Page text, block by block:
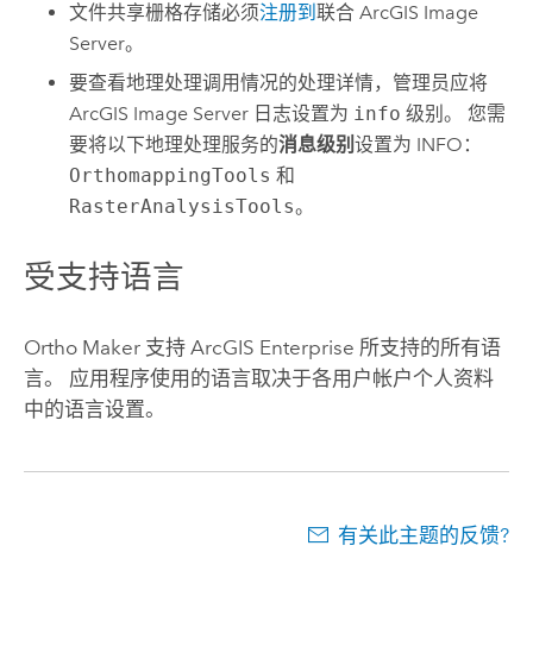
文件共享栅格存储必须注册到联合ArcGIS Image
Server。
要查看地理处理调用情况的处理详情，管理员应将
ArcGIS Image Server 日志设置为 info 级别。 您需
要将以下地理处理服务的消息级别设置为 INFO：
OrthomappingTools 和
RasterAnalysisTools。
受支持语言
Ortho Maker支持 ArcGIS Enterprise 所支持的所有语
言。 应用程序使用的语言取决于各用户帐户个人资料
中的语言设置。
有关此主题的反馈?